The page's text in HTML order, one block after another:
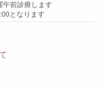
前診療します
となります